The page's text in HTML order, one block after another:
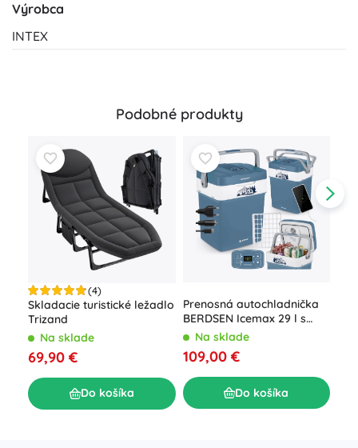
Výrobca
INTEX
Podobné produkty
(4)
Skladacie turistické ležadlo
Trizand
Na sklade
69,90 €
Do košíka
Prenosná autochladnička
BERDSEN Icemax 29 l s
ECO režimom – modrá
Na sklade
109,00 €
Do košíka